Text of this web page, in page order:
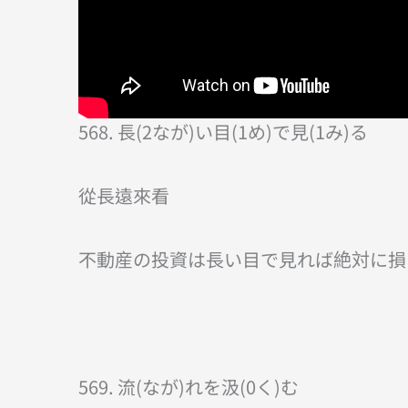
568. 長(2なが)い目(1め)で見(1み)る
從長遠來看
不動産の投資は長い目で見れば絶対に損
569. 流(なが)れを汲(0く)む